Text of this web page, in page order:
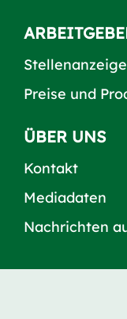
Preise und
ÜBER UNS
Kontakt
Mediadaten
Nachrichten